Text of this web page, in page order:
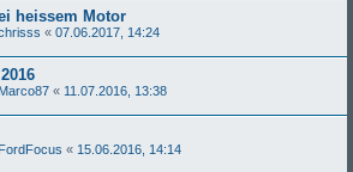
heissem Motor
« 07.06.2017, 14:24
Marco87 « 11.07.2016, 13:38
FordFocus « 15.06.2016, 14:14